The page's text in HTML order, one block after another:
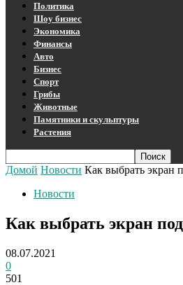
Политика
Шоу бизнес
Экономика
Финансы
Авто
Бизнес
Спорт
Грибы
Животные
Памятники и скульптуры
Растения
Домой Новости Как выбрать экран
Новости
Как выбрать экран
08.07.2021
0
501